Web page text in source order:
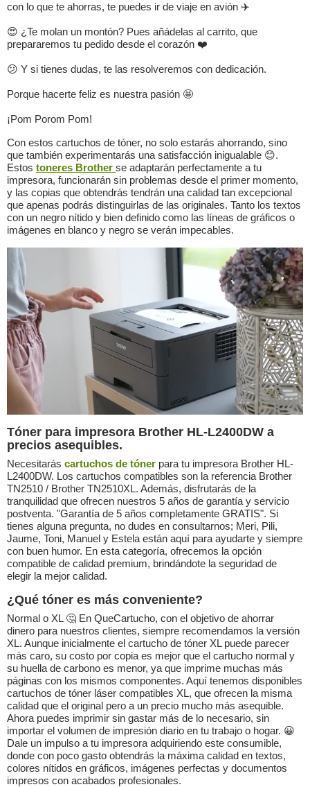
con lo que te ahorras, te puedes ir de viaje en avión ✈️
😍 ¿Te molan un montón? Pues añádelas al carrito, que
prepararemos tu pedido desde el corazón ❤️
😕 Y si tienes dudas, te las resolveremos con dedicación.
Porque hacerte feliz es nuestra pasión 🤩
¡Pom Porom Pom!
Con estos cartuchos de tóner, no solo estarás ahorrando, sino
que también experimentarás una satisfacción inigualable 😊.
Estos toneres Brother se adaptarán perfectamente a tu
impresora, funcionarán sin problemas desde el primer momento,
y las copias que obtendrás tendrán una calidad tan excepcional
que apenas podrás distinguirlas de las originales. Tanto los textos
con un negro nítido y bien definido como las líneas de gráficos o
imágenes en blanco y negro se verán impecables.
Tóner para impresora Brother HL-L2400DW a
precios asequibles.
Necesitarás cartuchos de tóner para tu impresora Brother HL-
L2400DW. Los cartuchos compatibles son la referencia Brother
TN2510 / Brother TN2510XL. Además, disfrutarás de la
tranquilidad que ofrecen nuestros 5 años de garantía y servicio
postventa. "Garantía de 5 años completamente GRATIS". Si
tienes alguna pregunta, no dudes en consultarnos; Meri, Pili,
Jaume, Toni, Manuel y Estela están aquí para ayudarte y siempre
con buen humor. En esta categoría, ofrecemos la opción
compatible de calidad premium, brindándote la seguridad de
elegir la mejor calidad.
¿Qué tóner es más conveniente?
Normal o XL 🤔 En QueCartucho, con el objetivo de ahorrar
dinero para nuestros clientes, siempre recomendamos la versión
XL. Aunque inicialmente el cartucho de tóner XL puede parecer
más caro, su costo por copia es mejor que el cartucho normal y
su huella de carbono es menor, ya que imprime muchas más
páginas con los mismos componentes. Aquí tenemos disponibles
cartuchos de tóner láser compatibles XL, que ofrecen la misma
calidad que el original pero a un precio mucho más asequible.
Ahora puedes imprimir sin gastar más de lo necesario, sin
importar el volumen de impresión diario en tu trabajo o hogar. 😀
Dale un impulso a tu impresora adquiriendo este consumible,
donde con poco gasto obtendrás la máxima calidad en textos,
colores nítidos en gráficos, imágenes perfectas y documentos
impresos con acabados profesionales.